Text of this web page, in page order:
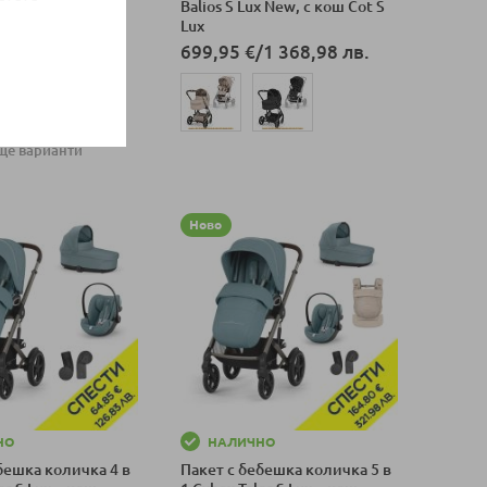
варианти
Balios S Lux New, с кош Cot S
Lux
699,95 €/1 368,98 лв.
количка 4 в
Ново
НАЛИЧНО
Пакет с бебешка количка 5 в